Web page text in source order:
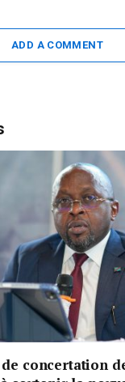
ADD A COMMENT
de concertation